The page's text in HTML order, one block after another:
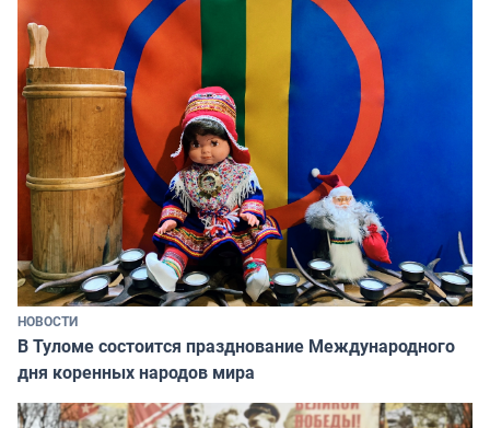
НОВОСТИ
В Туломе состоится празднование Международного
дня коренных народов мира